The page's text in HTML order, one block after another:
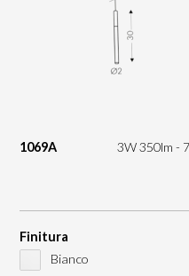
1069A 3W 350lm -
Finitura
Bianco